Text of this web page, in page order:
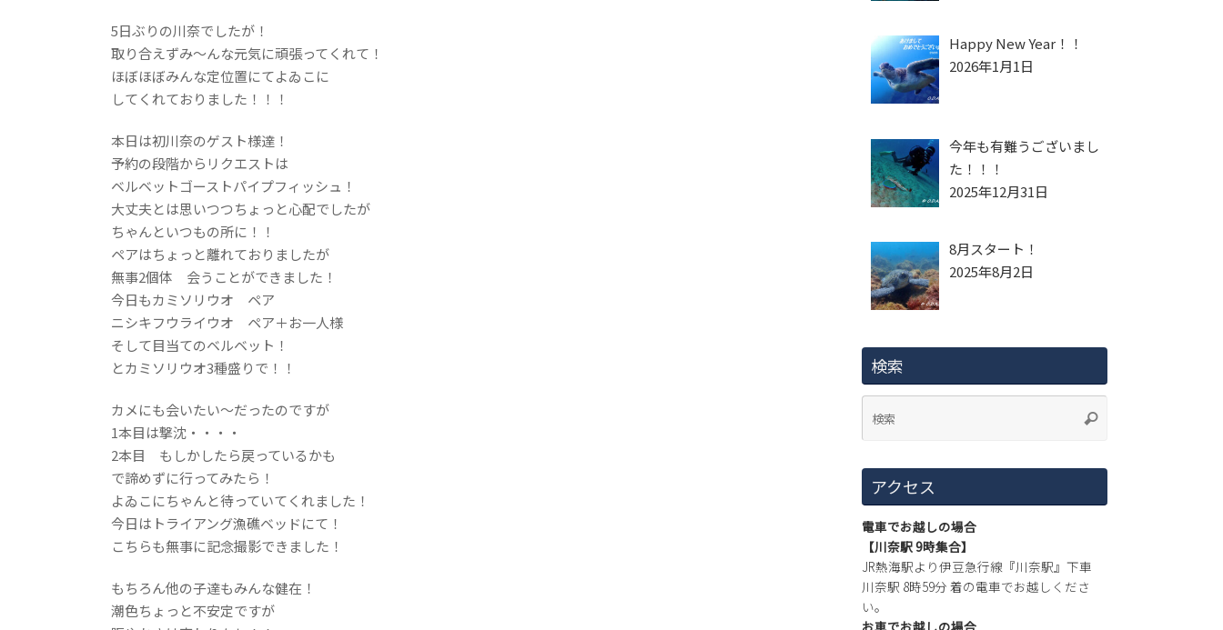
5日ぶりの川奈でしたが！
取り合えずみ～んな元気に頑張ってくれて！
ほぼほぼみんな定位置にてよゐこに
してくれておりました！！！
本日は初川奈のゲスト様達！
予約の段階からリクエストは
ベルベットゴーストパイプフィッシュ！
大丈夫とは思いつつちょっと心配でしたが
ちゃんといつもの所に！！
ペアはちょっと離れておりましたが
無事2個体 会うことができました！
今日もカミソリウオ ペア
ニシキフウライウオ ペア＋お一人様
そして目当てのベルベット！
とカミソリウオ3種盛りで！！
カメにも会いたい～だったのですが
1本目は撃沈・・・・
2本目 もしかしたら戻っているかも
で諦めずに行ってみたら！
よゐこにちゃんと待っていてくれました！
今日はトライアング漁礁ベッドにて！
こちらも無事に記念撮影できました！
もちろん他の子達もみんな健在！
潮色ちょっと不安定ですが
Happy New Year！！
2026年1月1日
今年も有難うございまし
た！！！
2025年12月31日
8月スタート！
2025年8月2日
検索
アクセス
電車でお越しの場合
【川奈駅 9時集合】
JR熱海駅より伊豆急行線『川奈駅』下車
川奈駅 8時59分 着の電車でお越しくださ
い。